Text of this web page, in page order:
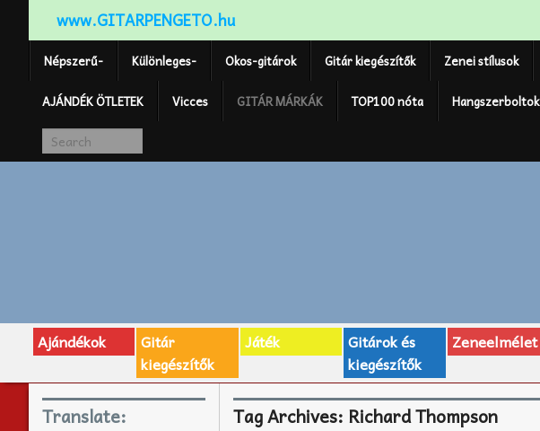
www.GITARPENGETO.hu
Népszerű- Különleges- Okos-gitárok Gitár kiegészítők Zenei stílusok
AJÁNDÉK ÖTLETEK Vicces GITÁR MÁRKÁK TOP100 nóta Hangszerboltok
Ajándékok
Gitár
kiegészítők
Játék
Gitárok és
kiegészítők
Zeneelmélet
Tag Archives: Richard Thompson
Translate: